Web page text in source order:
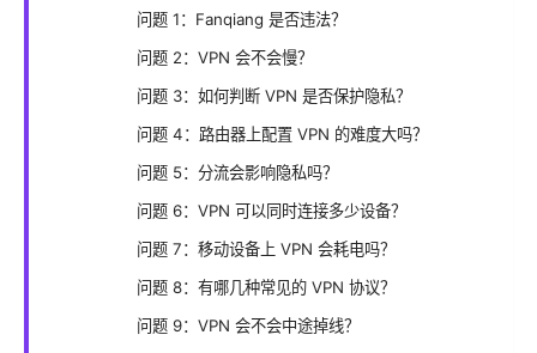
问题 1：Fanqiang 是否违法？
问题 2：VPN 会不会慢？
问题 3：如何判断 VPN 是否保护隐私？
问题 4：路由器上配置 VPN 的难度大吗？
问题 5：分流会影响隐私吗？
问题 6：VPN 可以同时连接多少设备？
问题 7：移动设备上 VPN 会耗电吗？
问题 8：有哪几种常见的 VPN 协议？
问题 9：VPN 会不会中途掉线？